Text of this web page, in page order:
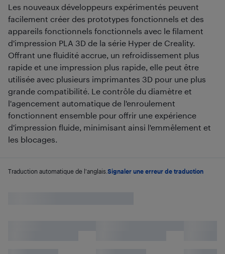
Les nouveaux développeurs expérimentés peuvent
facilement créer des prototypes fonctionnels et des
appareils fonctionnels fonctionnels avec le filament
d'impression PLA 3D de la série Hyper de Creality.
Offrant une fluidité accrue, un refroidissement plus
rapide et une impression plus rapide, elle peut être
utilisée avec plusieurs imprimantes 3D pour une plus
grande compatibilité. Le contrôle du diamètre et
l'agencement automatique de l'enroulement
fonctionnent ensemble pour offrir une expérience
d'impression fluide, minimisant ainsi l'emmêlement et
les blocages.
Traduction automatique de l'anglais. Signaler une erreur de traduction